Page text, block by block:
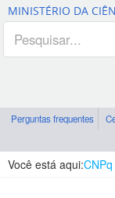
MINISTÉRIO DA
Perguntas frequentes
Você está aqui:CNPq